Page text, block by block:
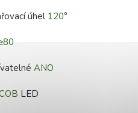
úhel 120°
ANO
LED